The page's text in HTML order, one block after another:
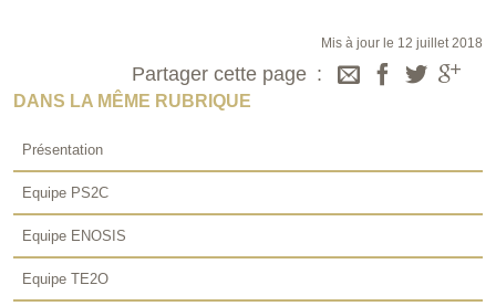
Mis à jour le 12 juillet 2018
Partager cette page
DANS LA MÊME RUBRIQUE
Présentation
Equipe PS2C
Equipe ENOSIS
Equipe TE2O